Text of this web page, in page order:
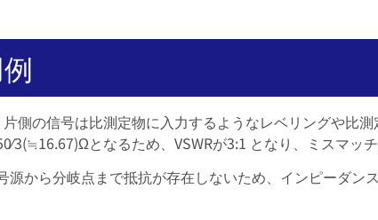
側の信号は比測定物に入力するようなレベリングや比
となるため、VSWRが3:1 となり、ミスマッチ
源から分岐点まで抵抗が存在しないため、インピーダン